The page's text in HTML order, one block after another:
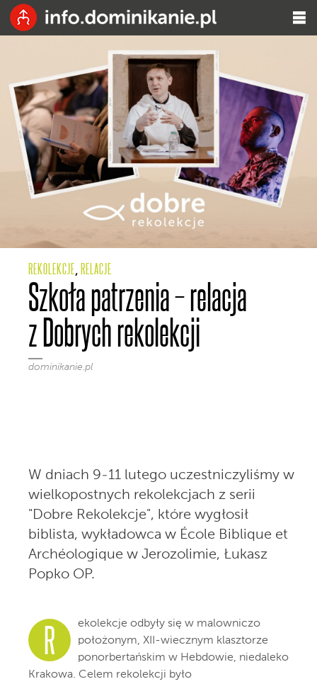
REKOLEKCJE, RELACJE
Szkoła patrzenia – relacja
z Dobrych rekolekcji
dominikanie.pl
W dniach 9-11 lutego uczestniczyliśmy w
wielkopostnych rekolekcjach z serii
"Dobre Rekolekcje", które wygłosił
biblista, wykładowca w École Biblique et
Archéologique w Jerozolimie, Łukasz
Popko OP.
R
ekolekcje odbyły się w malowniczo
położonym, XII-wiecznym klasztorze
ponorbertańskim w Hebdowie, niedaleko
Krakowa. Celem rekolekcji było